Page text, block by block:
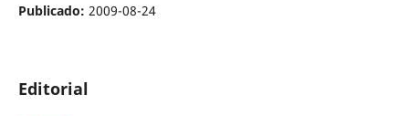
Publicado: 2009-08-24
Editorial